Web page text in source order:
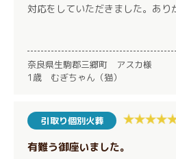
対応をしていただきました。あり
奈良県生駒郡三郷町 アスカ様
1歳 むぎちゃん（猫）
引取り個別火葬
有難う御座いました。